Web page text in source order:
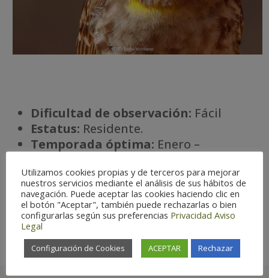
Dificultad de observación: Fácil
Estatus: Residente.
Temporada óptima: Enero –
Riesgo de extinción:Protección
especial
Hábitat:Forestal
Utilizamos cookies propias y de terceros para mejorar
nuestros servicios mediante el análisis de sus hábitos de
navegación. Puede aceptar las cookies haciendo clic en
el botón "Aceptar", también puede rechazarlas o bien
configurarlas según sus preferencias Privacidad Aviso
Legal
Configuración de Cookies ACEPTAR Rechazar